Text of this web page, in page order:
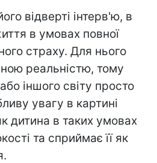
відверті інтерв'ю, в
в умовах повної
страху. Для нього
реальністю, тому
іншого світу просто
увагу в картині
дитина в таких умовах
та сприймає її як